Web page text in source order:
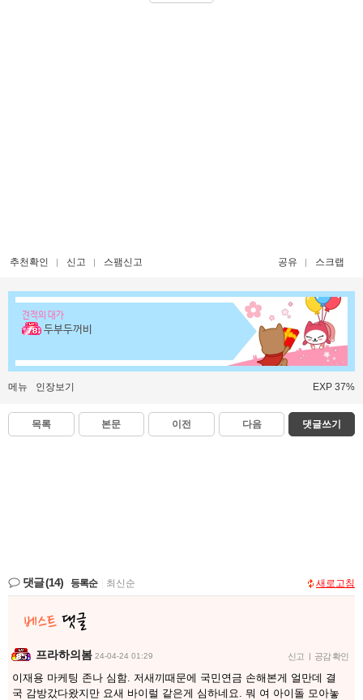
추천확인 신고 스팸신고 공유 스크랩
견적의 대가
두부두꺼비
메뉴 인장보기 EXP 37%
목록 본문 이전 다음 댓글쓰기
댓글(14) 등록순 최신순 새로고침
프라하의봄 24-04-24 01:29 신고 | 공감 확인
이재용 마케팅 존나 심함. 저새끼때문에 국민연금 손해본게 얼만데 결
국 감방갔다왔지만 요새 바이럴 같은게 심하네요. 뭐 여 아이돌 모아놓